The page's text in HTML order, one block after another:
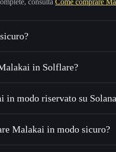
in Solflare?
— scambia MALAKAI in SOL,
strategia dollar-cost average su
— trasferisci MALAKAI senza
in modo riservato su
Aggregatore di privacy
Malakai in modo sicuro?
Malakai